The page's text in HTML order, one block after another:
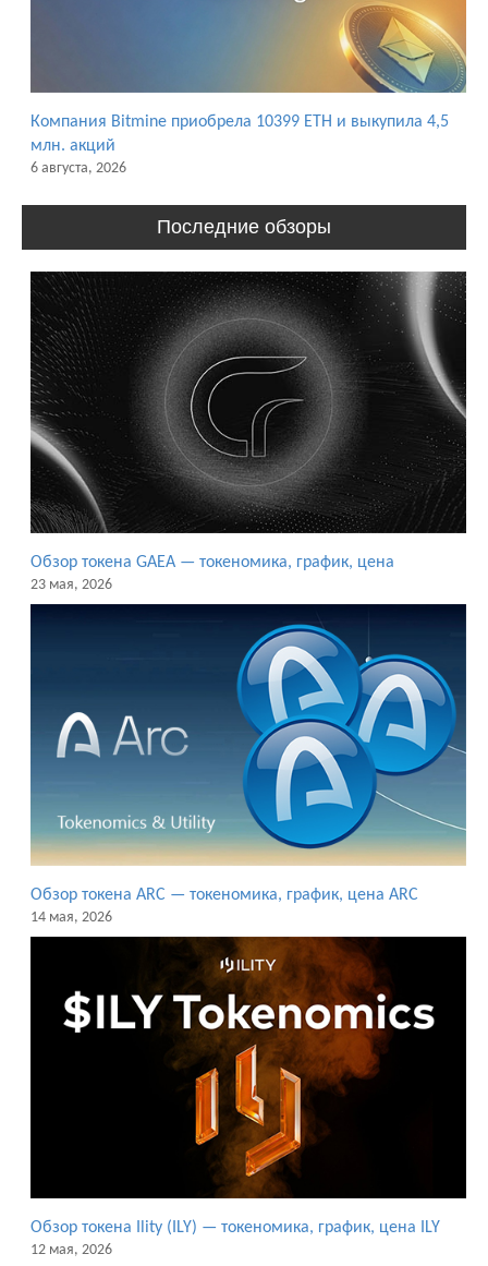
Компания Bitmine приобрела 10399 ETH и выкупила 4,5
млн. акций
6 августа, 2026
Последние обзоры
Обзор токена GAEA — токеномика, график, цена
23 мая, 2026
Обзор токена ARC — токеномика, график, цена ARC
14 мая, 2026
Обзор токена Ility (ILY) — токеномика, график, цена ILY
12 мая, 2026